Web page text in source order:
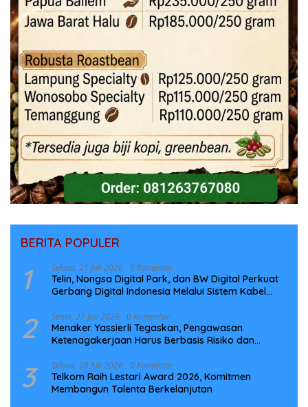
BERITA POPULER
1 Selasa, 21 Juli 2026 0 Komentar
Telin, Nongsa Digital Park, dan BW Digital Perkuat
Gerbang Digital Indonesia Melalui Sistem Kabel
2 Senin, 27 Juli 2026 0 Komentar
Menaker Yassierli Tegaskan, Pengawasan
Ketenagakerjaan Harus Berbasis Risiko dan
3 Selasa, 28 Juli 2026 0 Komentar
Telkom Raih Lestari Award 2026, Komitmen
Membangun Talenta Berkelanjutan